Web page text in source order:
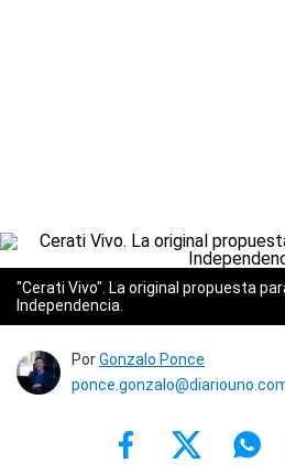
"Cerati Vivo". La original propuesta
Independencia.
PorGonzalo Ponce